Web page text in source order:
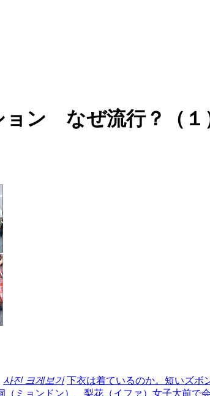
ョン なぜ流行？（１
사진 크게보기 下衣は着ているのか。短いズボ
ミョンドン）、梨花（イファ）女子大前で